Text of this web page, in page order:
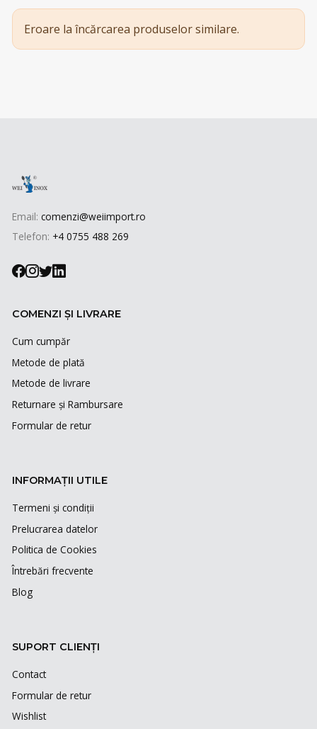
Eroare la încărcarea produselor similare.
Email: comenzi@weiimport.ro
Telefon: +4 0755 488 269
COMENZI ȘI LIVRARE
Cum cumpăr
Metode de plată
Metode de livrare
Returnare și Rambursare
Formular de retur
INFORMAȚII UTILE
Termeni și condiții
Prelucrarea datelor
Politica de Cookies
Întrebări frecvente
Blog
SUPORT CLIENȚI
Contact
Formular de retur
Wishlist